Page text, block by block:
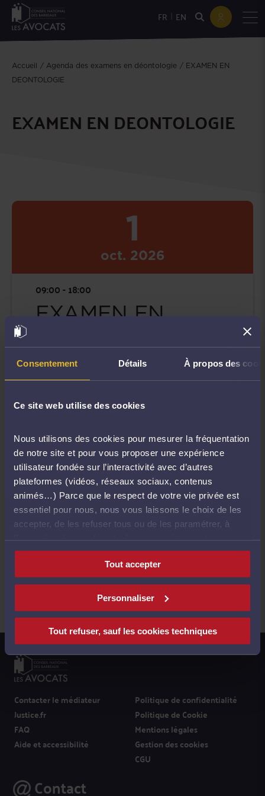
Consentement Détails À propos des
Ce site web utilise des cookies
Nous utilisons des cookies pour mesurer la fréquentation
de notre site et pour vous proposer une expérience
utilisateur fondée sur l’interactivité avec d’autres
plateformes (vidéos, réseaux sociaux, contenus
animés…) Parce que le respect de votre vie privée est
essentiel pour nous, nous vous laissons le choix de les
accepter, de les refuser tous ou de les paramétrer, à
nécessaires au fonctionnement du site.
Tout accepter
Personnaliser
Tout refuser, sauf les cookies techniques
FR EN
Accueil Agenda des examens en déontologie
EXAMEN EN
DEONTOLOGIE
EXAMEN EN DEONTOLOGIE
1
oct. 2026
09:00 - 18:00
EXAMEN EN
Date de l'événement
EFB
Issy-les-Moulineaux
Suivez-nous
Contacter le médiateur
Justice.fr
FAQ
Aide et accessibilité
Politique de confidentialité
Politique de Cookie
Mentions légales
Gestion des cookies
CGU
Contact